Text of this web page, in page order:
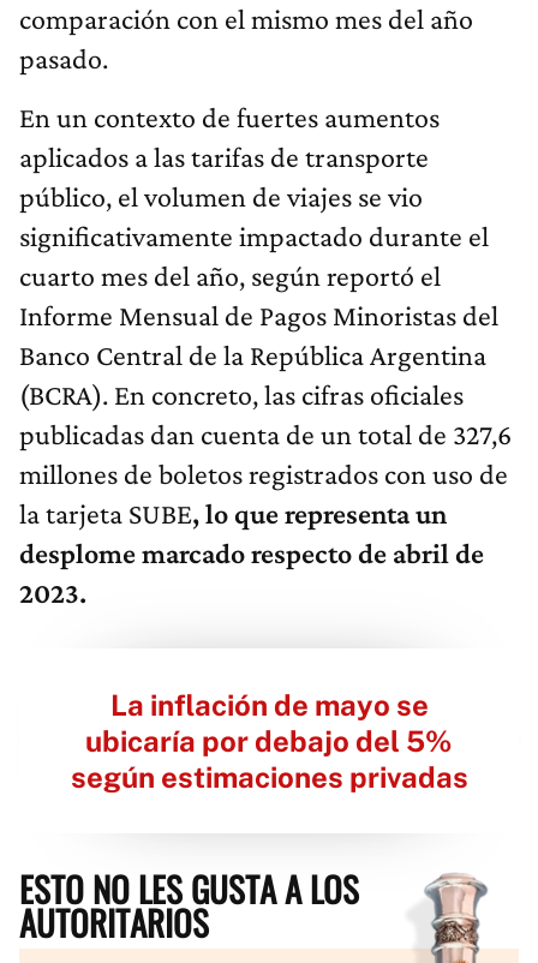
comparación con el mismo mes del año
pasado.
En un contexto de fuertes aumentos
aplicados a las tarifas de transporte
público, el volumen de viajes se vio
significativamente impactado durante el
cuarto mes del año, según reportó el
Informe Mensual de Pagos Minoristas del
Banco Central de la República Argentina
(BCRA). En concreto, las cifras oficiales
publicadas dan cuenta de un total de 327,6
millones de boletos registrados con uso de
la tarjeta SUBE, lo que representa un
desplome marcado respecto de abril de
2023.
La inflación de mayo se
ubicaría por debajo del 5%
según estimaciones privadas
ESTO NO LES GUSTA A LOS
AUTORITARIOS